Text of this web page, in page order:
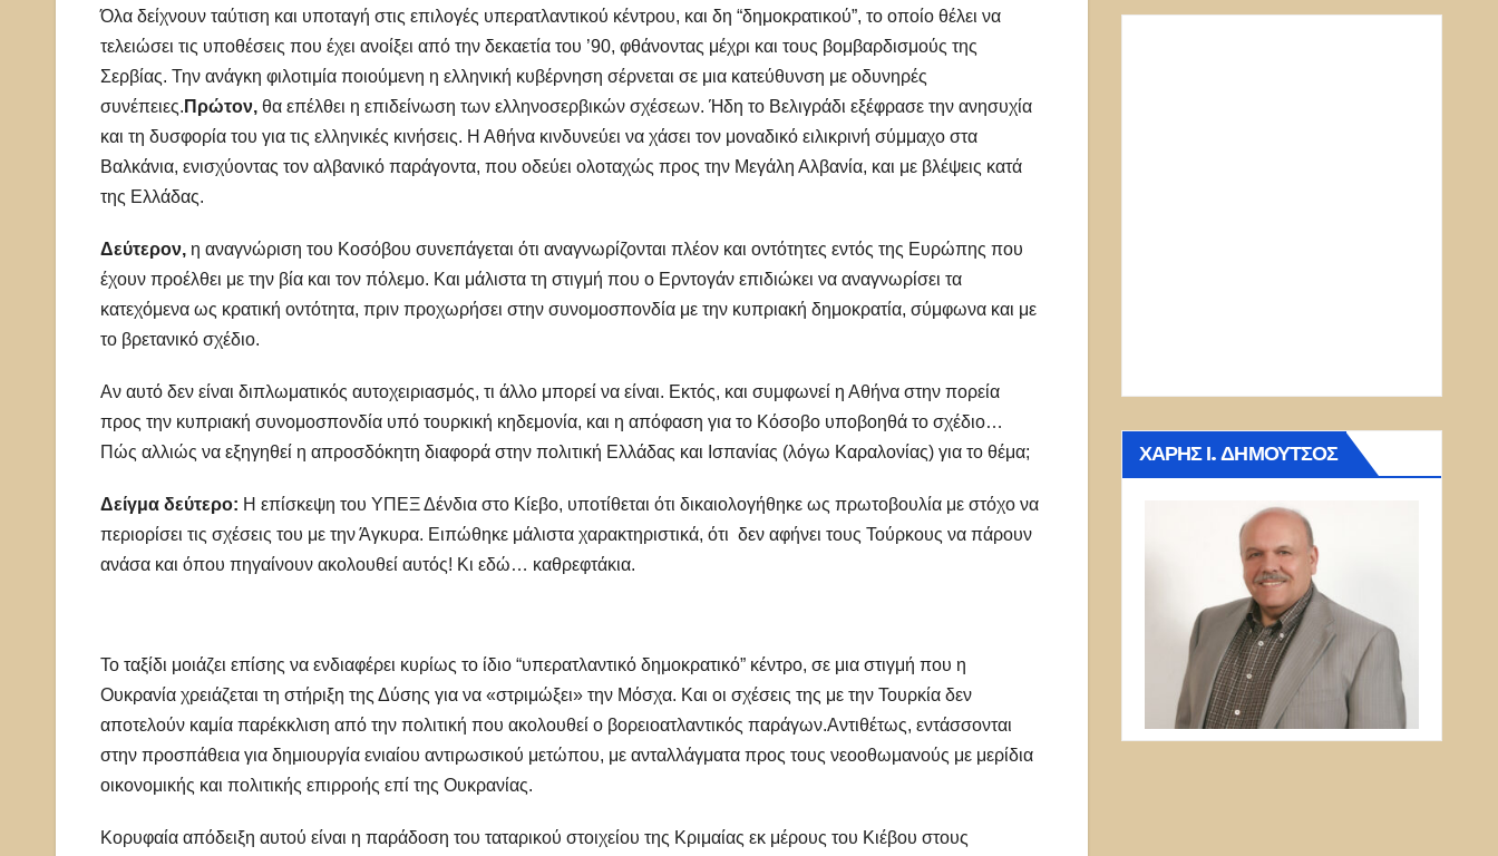
Όλα δείχνουν ταύτιση και υποταγή στις επιλογές υπερατλαντικού κέντρου, και δη “δημοκρατικού”, το οποίο θέλει να
τελειώσει τις υποθέσεις που έχει ανοίξει από την δεκαετία του ’90, φθάνοντας μέχρι και τους βομβαρδισμούς της
Σερβίας. Την ανάγκη φιλοτιμία ποιούμενη η ελληνική κυβέρνηση σέρνεται σε μια κατεύθυνση με οδυνηρές
συνέπειες. Πρώτον, θα επέλθει η επιδείνωση των ελληνοσερβικών σχέσεων. Ήδη το Βελιγράδι εξέφρασε την ανησυχία
και τη δυσφορία του για τις ελληνικές κινήσεις. Η Αθήνα κινδυνεύει να χάσει τον μοναδικό ειλικρινή σύμμαχο στα
Βαλκάνια, ενισχύοντας τον αλβανικό παράγοντα, που οδεύει ολοταχώς προς την Μεγάλη Αλβανία, και με βλέψεις κατά
της Ελλάδας.
Δεύτερον, η αναγνώριση του Κοσόβου συνεπάγεται ότι αναγνωρίζονται πλέον και οντότητες εντός της Ευρώπης που
έχουν προέλθει με την βία και τον πόλεμο. Και μάλιστα τη στιγμή που ο Ερντογάν επιδιώκει να αναγνωρίσει τα
κατεχόμενα ως κρατική οντότητα, πριν προχωρήσει στην συνομοσπονδία με την κυπριακή δημοκρατία, σύμφωνα και με
το βρετανικό σχέδιο.
Αν αυτό δεν είναι διπλωματικός αυτοχειριασμός, τι άλλο μπορεί να είναι. Εκτός, και συμφωνεί η Αθήνα στην πορεία
προς την κυπριακή συνομοσπονδία υπό τουρκική κηδεμονία, και η απόφαση για το Κόσοβο υποβοηθά το σχέδιο…
Πώς αλλιώς να εξηγηθεί η απροσδόκητη διαφορά στην πολιτική Ελλάδας και Ισπανίας (λόγω Καραλονίας) για το θέμα;
Δείγμα δεύτερο: Η επίσκεψη του ΥΠΕΞ Δένδια στο Κίεβο, υποτίθεται ότι δικαιολογήθηκε ως πρωτοβουλία με στόχο να
περιορίσει τις σχέσεις του με την Άγκυρα. Ειπώθηκε μάλιστα χαρακτηριστικά, ότι δεν αφήνει τους Τούρκους να πάρουν
ανάσα και όπου πηγαίνουν ακολουθεί αυτός! Κι εδώ… καθρεφτάκια.
Το ταξίδι μοιάζει επίσης να ενδιαφέρει κυρίως το ίδιο “υπερατλαντικό δημοκρατικό” κέντρο, σε μια στιγμή που η
Ουκρανία χρειάζεται τη στήριξη της Δύσης για να «στριμώξει» την Μόσχα. Και οι σχέσεις της με την Τουρκία δεν
αποτελούν καμία παρέκκλιση από την πολιτική που ακολουθεί ο βορειοατλαντικός παράγων.Αντιθέτως, εντάσσονται
στην προσπάθεια για δημιουργία ενιαίου αντιρωσικού μετώπου, με ανταλλάγματα προς τους νεοοθωμανούς με μερίδια
οικονομικής και πολιτικής επιρροής επί της Ουκρανίας.
Κορυφαία απόδειξη αυτού είναι η παράδοση του ταταρικού στοιχείου της Κριμαίας εκ μέρους του Κιέβου στους
ΧΆΡΗΣ Ι. ΔΗΜΟΎΤΣΟΣ